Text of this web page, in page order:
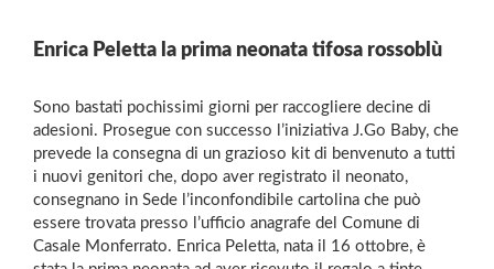
Enrica Peletta la prima neonata tifosa rossoblù
Sono bastati pochissimi giorni per raccogliere decine di
adesioni. Prosegue con successo l’iniziativa J.Go Baby, che
prevede la consegna di un grazioso kit di benvenuto a tutti
i nuovi genitori che, dopo aver registrato il neonato,
consegnano in Sede l’inconfondibile cartolina che può
essere trovata presso l’ufficio anagrafe del Comune di
Casale Monferrato. Enrica Peletta, nata il 16 ottobre, è